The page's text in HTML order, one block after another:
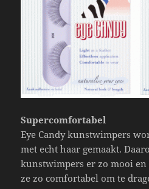
Supercomfortabel
Eye Candy kunstwimpers
met echt haar gemaakt.
kunstwimpers er zo mooi
ze zo comfortabel om te